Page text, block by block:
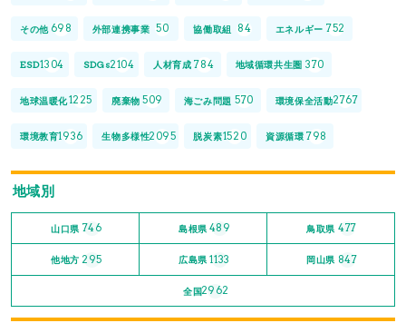
その他 698 外部連携事業 50 協働取組 84 エネルギー 752
ESD1304 SDGs2104 人材育成 784 地域循環共生圏 370
地球温暖化1225 廃棄物 509 海ごみ問題 570 環境保全活動2767
環境教育1936 生物多様性2095 脱炭素1520 資源循環 798
地域別
山口県 746 島根県 489 鳥取県 477
他地方 295 広島県 1133 岡山県 847
全国2962